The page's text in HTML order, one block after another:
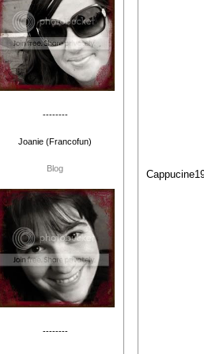
--------
Joanie (Francofun)
Blog
--------